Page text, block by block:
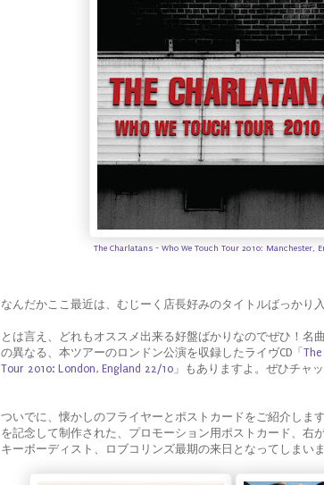
The Charlatans - Who We Touch Tour 2010: Manchester,
なんだかここ最近は、むじーく店長好みのタイトルばっかり
とは言え、どれもオススメ出来る好盤ばかりなのでぜひ！名
の異なる、本ツアーのロンドン公演を収録したライヴCD「
Tour 2010: London, England 22/10 」もありますよ。ぜひチャ
ついでに、懐かしのフライヤーとポストカードをご紹介しま
を記念して制作された、プロモーション用ポストカード、右
キーボーディスト、ロブコリンズ最期の来日となってしまい